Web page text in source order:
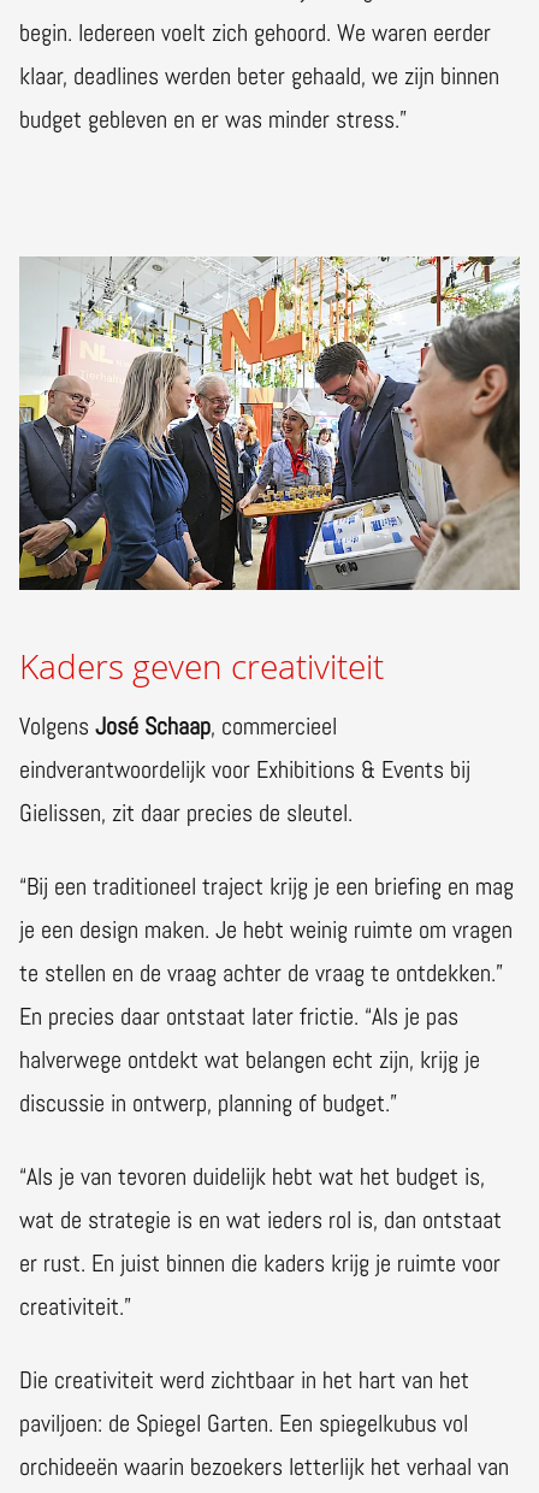
begin. Iedereen voelt zich gehoord. We waren eerder
klaar, deadlines werden beter gehaald, we zijn binnen
budget gebleven en er was minder stress.”
Kaders geven creativiteit
Volgens José Schaap, commercieel
eindverantwoordelijk voor Exhibitions & Events bij
Gielissen, zit daar precies de sleutel.
“Bij een traditioneel traject krijg je een briefing en mag
je een design maken. Je hebt weinig ruimte om vragen
te stellen en de vraag achter de vraag te ontdekken.”
En precies daar ontstaat later frictie. “Als je pas
halverwege ontdekt wat belangen echt zijn, krijg je
discussie in ontwerp, planning of budget.”
“Als je van tevoren duidelijk hebt wat het budget is,
wat de strategie is en wat ieders rol is, dan ontstaat
er rust. En juist binnen die kaders krijg je ruimte voor
creativiteit.”
Die creativiteit werd zichtbaar in het hart van het
paviljoen: de Spiegel Garten. Een spiegelkubus vol
orchideeën waarin bezoekers letterlijk het verhaal van